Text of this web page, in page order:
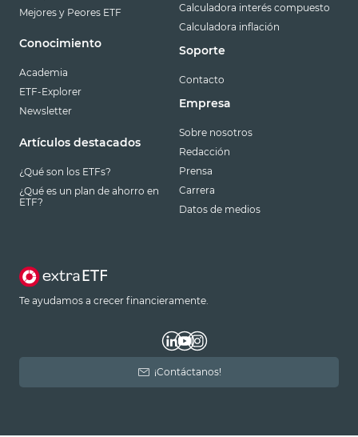
Mejores y Peores ETF
Conocimiento
Academia
ETF-Explorer
Newsletter
Artículos destacados
¿Qué son los ETFs?
¿Qué es un plan de ahorro en
ETF?
Calculadora interés compuesto
Calculadora inflación
Soporte
Contacto
Empresa
Sobre nosotros
Redacción
Prensa
Carrera
Datos de medios
Te ayudamos a crecer financieramente.
¡Contáctanos!